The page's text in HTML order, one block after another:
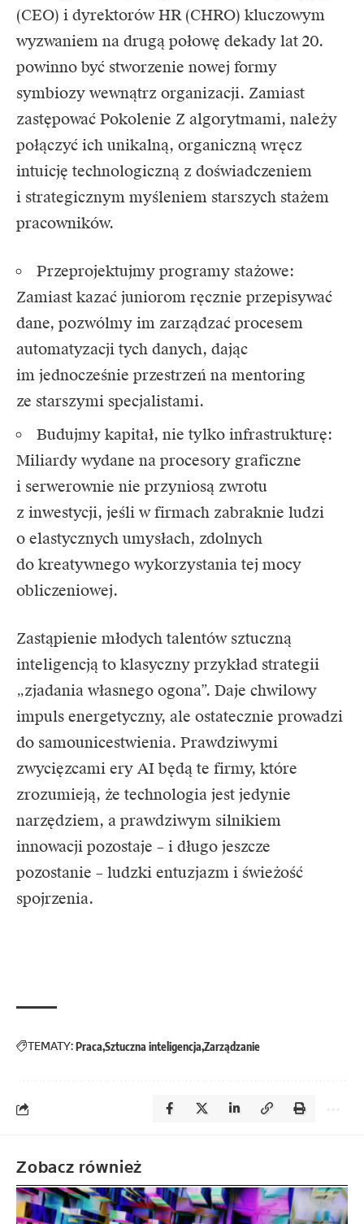
(CEO) i dyrektorów HR (CHRO) kluczowym
wyzwaniem na drugą połowę dekady lat 20.
powinno być stworzenie nowej formy
symbiozy wewnątrz organizacji. Zamiast
zastępować Pokolenie Z algorytmami, należy
połączyć ich unikalną, organiczną wręcz
intuicję technologiczną z doświadczeniem
i strategicznym myśleniem starszych stażem
pracowników.
Przeprojektujmy programy stażowe:
Zamiast kazać juniorom ręcznie przepisywać
dane, pozwólmy im zarządzać procesem
automatyzacji tych danych, dając
im jednocześnie przestrzeń na mentoring
ze starszymi specjalistami.
Budujmy kapitał, nie tylko infrastrukturę:
Miliardy wydane na procesory graficzne
i serwerownie nie przyniosą zwrotu
z inwestycji, jeśli w firmach zabraknie ludzi
o elastycznych umysłach, zdolnych
do kreatywnego wykorzystania tej mocy
obliczeniowej.
Zastąpienie młodych talentów sztuczną
inteligencją to klasyczny przykład strategii
„zjadania własnego ogona”. Daje chwilowy
impuls energetyczny, ale ostatecznie prowadzi
do samounicestwienia. Prawdziwymi
zwycięzcami ery AI będą te firmy, które
zrozumieją, że technologia jest jedynie
narzędziem, a prawdziwym silnikiem
innowacji pozostaje – i długo jeszcze
pozostanie – ludzki entuzjazm i świeżość
spojrzenia.
TEMATY:Praca Sztuczna inteligencja Zarządzanie
Zobacz również